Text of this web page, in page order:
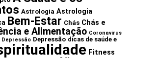
Astrologia Astrologia
Bem-Estar Chás Chás e
e Alimentação Coronavirus
Depressão Depressão dicas de saúde e
Fitness